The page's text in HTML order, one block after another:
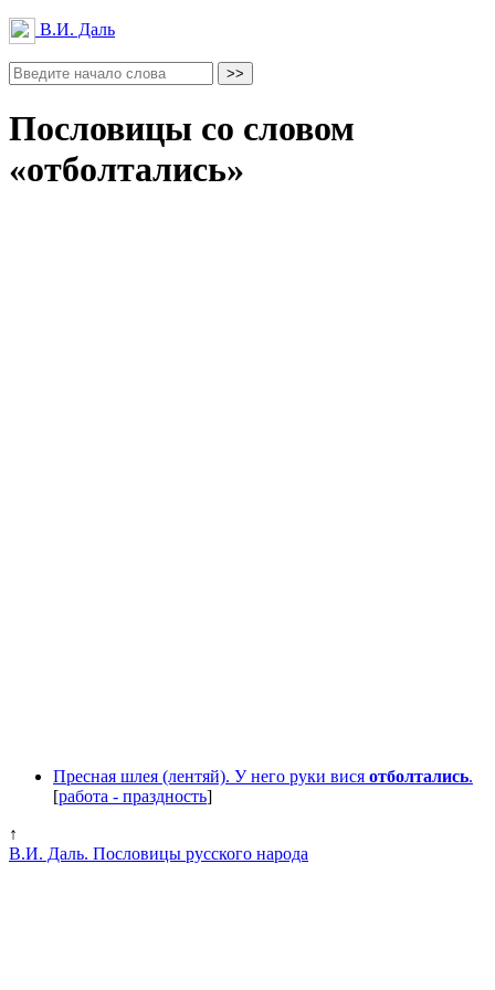
В.И. Даль
Пословицы со словом
«отболтались»
Пресная шлея (лентяй). У него руки вися отболтались.
[работа - праздность]
↑
В.И. Даль. Пословицы русского народа